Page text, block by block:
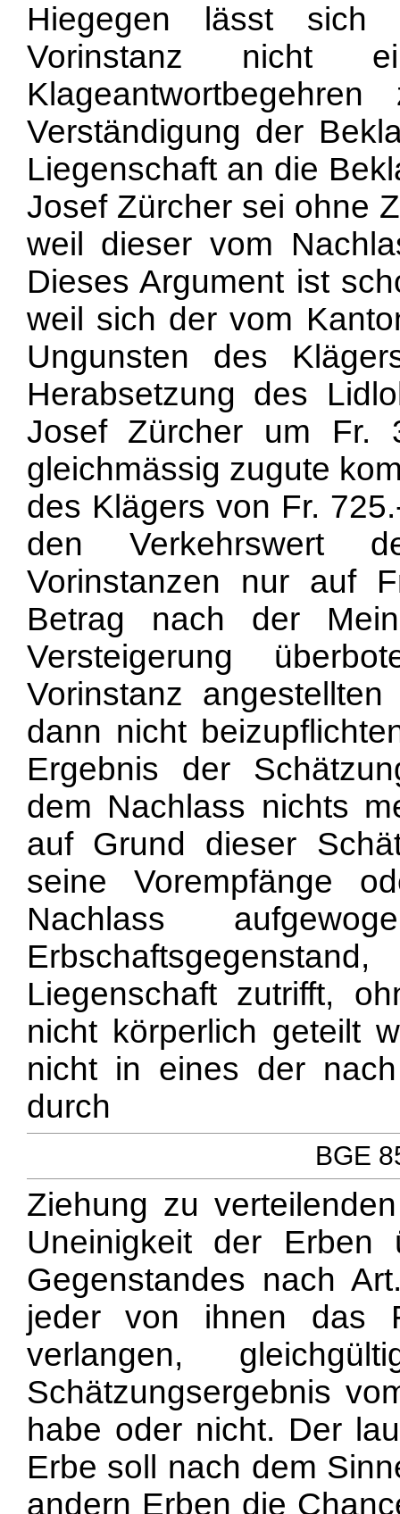
Hiegegen lässt sich
Vorinstanz nicht
Verständigung der
Liegenschaft an die
Josef Zürcher sei ohne
weil dieser vom
Dieses Argument ist
weil sich der vom
Ungunsten des
Herabsetzung des
Josef Zürcher um Fr.
gleichmässig zugute
des Klägers von Fr.
den Verkehrswert
Vorinstanzen nur auf
Betrag nach der
Versteigerung
Vorinstanz
dann nicht
Ergebnis der
dem Nachlass nichts
auf Grund dieser
seine Vorempfänge
Nachlass
Liegenschaft zutrifft,
nicht körperlich geteilt
nicht in eines der
durch
BGE
Ziehung zu
Uneinigkeit der Erben
Gegenstandes nach
jeder von ihnen das
verlangen,
Schätzungsergebnis
habe oder nicht. Der
Erbe soll nach dem
andern Erben die